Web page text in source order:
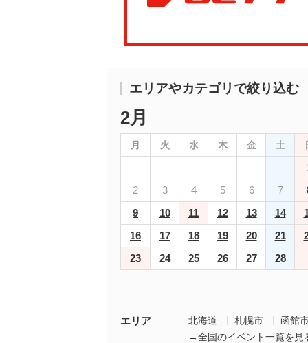
エリアやカテゴリで絞り込む
2月
月 火 水 木 金 土
2
3 4 5 6 7
9
10 11 12 13 14
16
17 18 19 20 21
23
24 25 26 27 28
エリア 北海道 札幌市
函館
→全国のイベント一覧を見